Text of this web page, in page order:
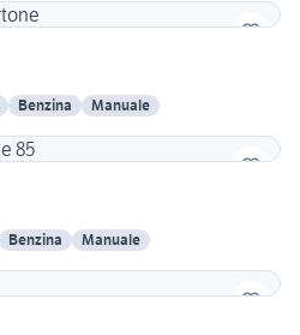
Benzina
Manuale
Benzina
Manuale